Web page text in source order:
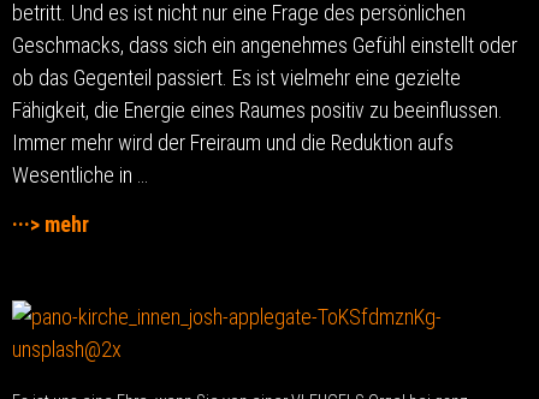
betritt. Und es ist nicht nur eine Frage des persönlichen
Geschmacks, dass sich ein angenehmes Gefühl einstellt oder
ob das Gegenteil passiert. Es ist vielmehr eine gezielte
Fähigkeit, die Energie eines Raumes positiv zu beeinflussen.
Immer mehr wird der Freiraum und die Reduktion aufs
Wesentliche in …
···> mehr